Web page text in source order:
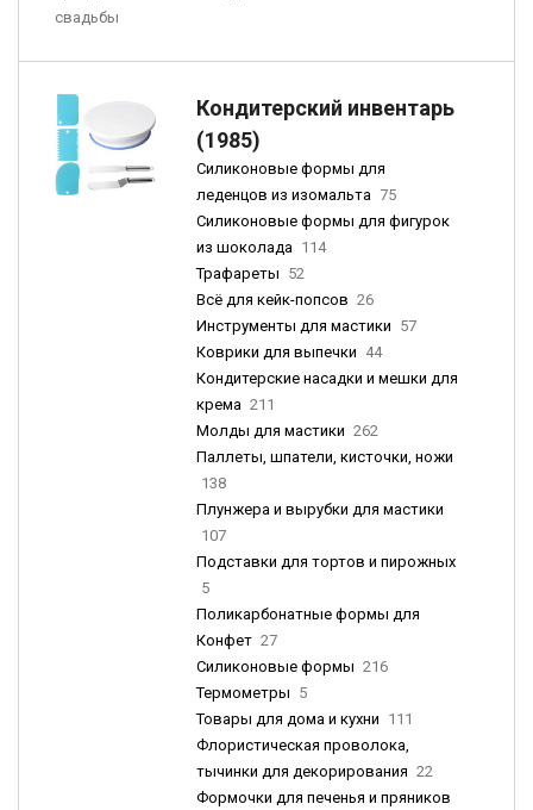
свадьбы
Кондитерский инвентарь
(1985)
Силиконовые формы для
леденцов из изомальта 75
Силиконовые формы для фигурок
из шоколада 114
Трафареты 52
Всё для кейк-попсов 26
Инструменты для мастики 57
Коврики для выпечки 44
Кондитерские насадки и мешки для
крема 211
Молды для мастики 262
Паллеты, шпатели, кисточки, ножи
138
Плунжера и вырубки для мастики
107
Подставки для тортов и пирожных
5
Поликарбонатные формы для
Конфет 27
Силиконовые формы 216
Термометры 5
Товары для дома и кухни 111
Флористическая проволока,
тычинки для декорирования 22
Формочки для печенья и пряников